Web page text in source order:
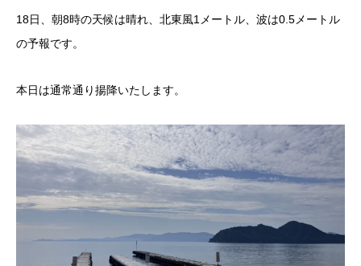
18日、朝8時の天候は晴れ、北東風1メートル、波は0.5メートル
の予報です。
本日は通常通り揚降いたします。